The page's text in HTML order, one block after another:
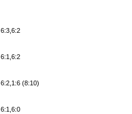
6:3,6:2
6:1,6:2
6:2,1:6 (8:10)
6:1,6:0